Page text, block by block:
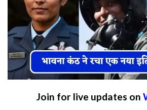
Join for live updates on